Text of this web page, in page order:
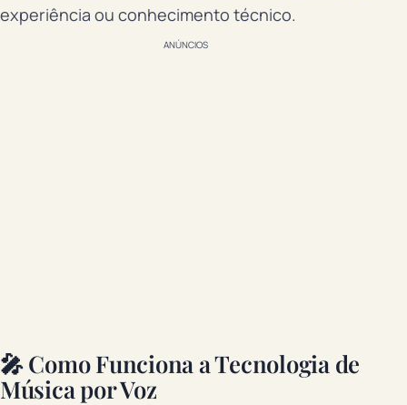
experiência ou conhecimento técnico.
ANÚNCIOS
🎤 Como Funciona a Tecnologia de
Música por Voz